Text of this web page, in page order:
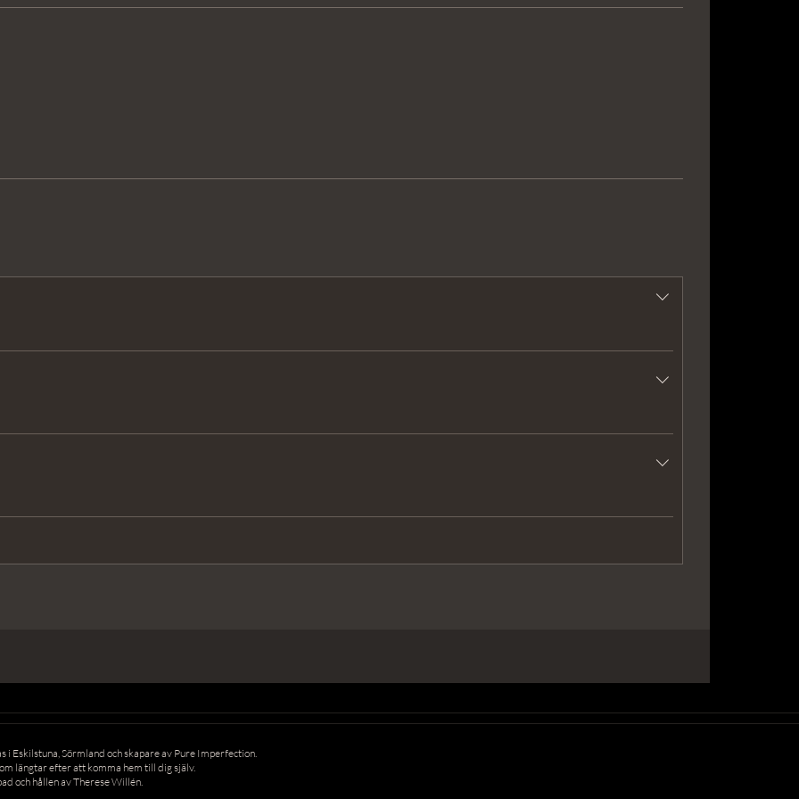
i Eskilstuna, Sörmland och skapare av Pure Imperfection.
längtar efter att komma hem till dig själv.
och hållen av Therese Willén.